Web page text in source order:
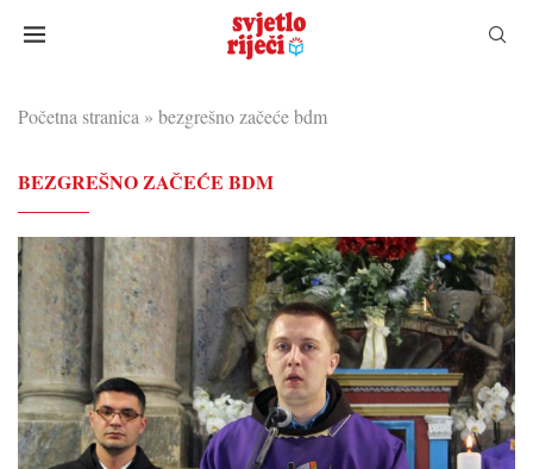
Početna stranica » bezgrešno začeće bdm
BEZGREŠNO ZAČEĆE BDM